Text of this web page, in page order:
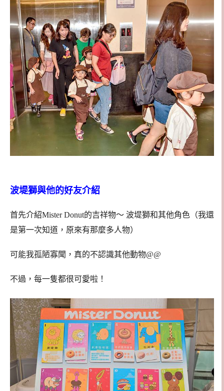
波堤獅與他的好友介紹
首先介紹Mister Donut的吉祥物～ 波堤獅和其他角色（我還
是第一次知道，原來有那麼多人物）
可能我孤陋寡聞，真的不認識其他動物@@
不過，每一隻都很可愛啦！